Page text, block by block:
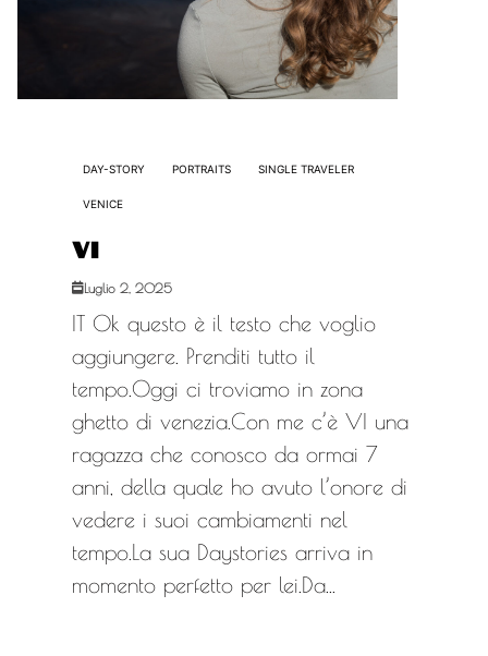
DAY-STORY PORTRAITS SINGLE TRAVELER
VENICE
VI
Luglio 2, 2025
IT Ok questo è il testo che voglio
aggiungere. Prenditi tutto il
tempo.Oggi ci troviamo in zona
ghetto di venezia.Con me c’è VI una
ragazza che conosco da ormai 7
anni, della quale ho avuto l’onore di
vedere i suoi cambiamenti nel
tempo.La sua Daystories arriva in
momento perfetto per lei.Da...